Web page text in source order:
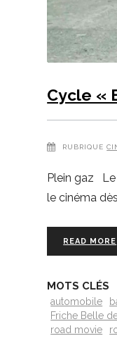
Cycle «
RUBRIQUE
Plein gaz Le
le cinéma
READ MORE
MOTS CLÉS
automobile
Friche Belle
road movie